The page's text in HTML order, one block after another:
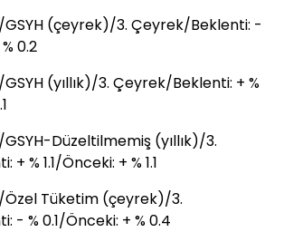
(çeyrek)/3. Çeyrek/Beklenti: -
0.2
(yıllık)/3. Çeyrek/Beklenti: + %
Düzeltilmemiş (yıllık)/3.
% 1.1/Önceki: + % 1.1
Tüketim (çeyrek)/3.
- % 0.1/Önceki: + % 0.4